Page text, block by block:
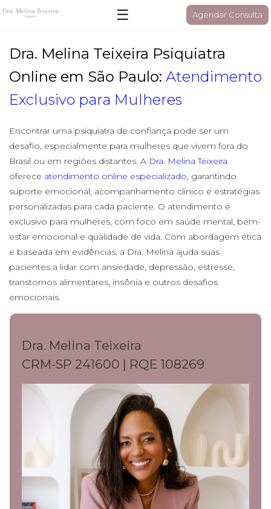
☰ Agendar Consulta
Dra. Melina Teixeira Psiquiatra
Online em São Paulo: Atendimento
Exclusivo para Mulheres
Encontrar uma psiquiatra de confiança pode ser um
desafio, especialmente para mulheres que vivem fora do
Brasil ou em regiões distantes. A Dra. Melina Teixeira
oferece atendimento online especializado, garantindo
suporte emocional, acompanhamento clínico e estratégias
personalizadas para cada paciente. O atendimento é
exclusivo para mulheres, com foco em saúde mental, bem-
estar emocional e qualidade de vida. Com abordagem ética
e baseada em evidências, a Dra. Melina ajuda suas
pacientes a lidar com ansiedade, depressão, estresse,
transtornos alimentares, insônia e outros desafios
emocionais.
Dra. Melina Teixeira
CRM-SP 241600 | RQE 108269